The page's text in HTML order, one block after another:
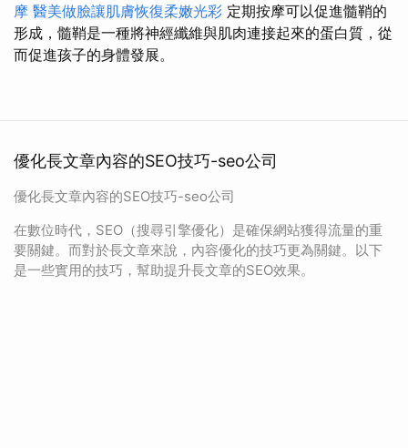
摩 醫美做臉讓肌膚恢復柔嫩光彩 定期按摩可以促進髓鞘的
形成，髓鞘是一種將神經纖維與肌肉連接起來的蛋白質，從
而促進孩子的身體發展。
優化長文章內容的SEO技巧-seo公司
優化長文章內容的SEO技巧-seo公司
在數位時代，SEO（搜尋引擎優化）是確保網站獲得流量的重
要關鍵。而對於長文章來說，內容優化的技巧更為關鍵。以下
是一些實用的技巧，幫助提升長文章的SEO效果。